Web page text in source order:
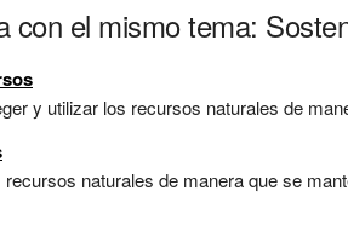
con el mismo tema:
y utilizar los recursos naturales de
naturales de manera que se